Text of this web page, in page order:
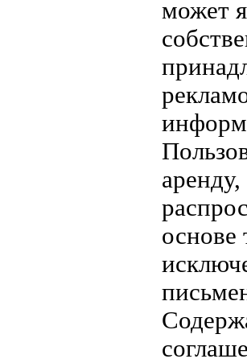
может
основе